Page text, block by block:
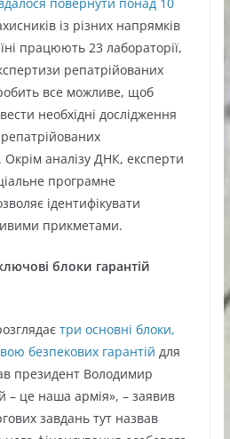
із різних напрямків
працюють 23 лабораторії,
репатрійованих
все можливе, щоб
необхідні дослідження
Окрім аналізу ДНК, експерти
програмне
ідентифікувати
прикметами.
блоки гарантій
три основні блоки,
безпекових гарантій для
президент Володимир
– це наша армія», – заявив
завдань тут назвав